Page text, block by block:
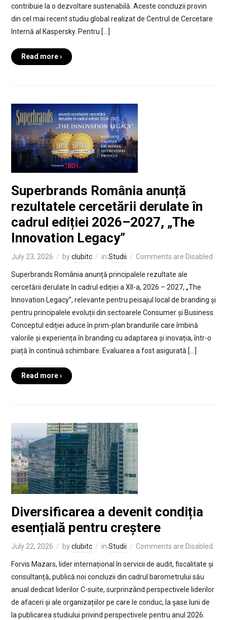
contribuie la o dezvoltare sustenabilă. Aceste concluzii provin
din cel mai recent studiu global realizat de Centrul de Cercetare
Internă al Kaspersky. Pentru […]
Read more ›
Superbrands România anunță
rezultatele cercetării derulate în
cadrul ediției 2026–2027, „The
Innovation Legacy”
July 23, 2026 byclubitc in Studii Comments are Disabled
Superbrands România anunță principalele rezultate ale
cercetării derulate în cadrul ediției a XII-a, 2026 – 2027, „The
Innovation Legacy”, relevante pentru peisajul local de branding și
pentru principalele evoluții din sectoarele Consumer și Business.
Conceptul ediției aduce în prim-plan brandurile care îmbină
valorile și experiența în branding cu adaptarea și inovația, într-o
piață în continuă schimbare. Evaluarea a fost asigurată […]
Read more ›
Diversificarea a devenit condiția
esențială pentru creștere
July 22, 2026 byclubitc in Studii Comments are Disabled
Forvis Mazars, lider internațional în servicii de audit, fiscalitate și
consultanță, publică noi concluzii din cadrul barometrului său
anual dedicat liderilor C-suite, surprinzând perspectivele liderilor
de afaceri și ale organizațiilor pe care le conduc, la șase luni de
la publicarea studiului privind perspectivele pentru anul 2026.